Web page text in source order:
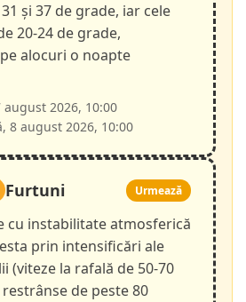
și 37 de grade, iar cele
20-24 de grade,
alocuri o noapte
august 2026, 10:00
8 august 2026, 10:00
Furtuni Urmează
cu instabilitate atmosferică
prin intensificări ale
(viteze la rafală de 50-70
de peste 80